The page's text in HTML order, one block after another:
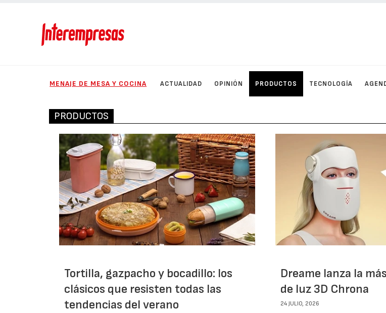
MENAJE DE MESA Y COCINA ACTUALIDAD OPINIÓN PRODUCTOS TECNOLOGÍA
PRODUCTOS
Tortilla, gazpacho y bocadillo: los
clásicos que resisten todas las
tendencias del verano
Dreame lanza la
de luz 3D Chrona
24 JULIO, 2026